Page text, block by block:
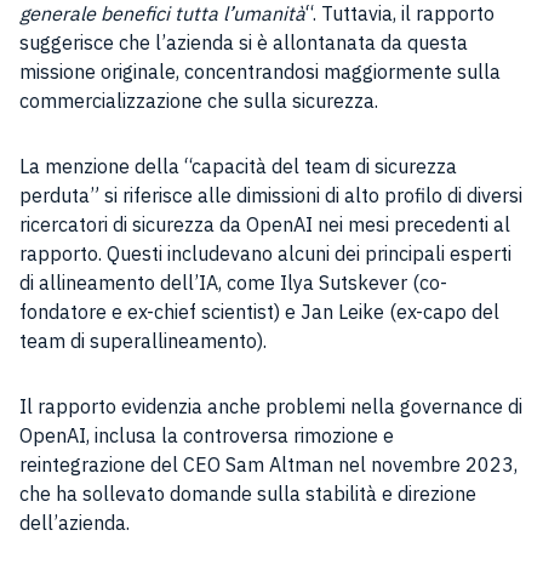
generale benefici tutta l’umanità“. Tuttavia, il rapporto
suggerisce che l’azienda si è allontanata da questa
missione originale, concentrandosi maggiormente sulla
commercializzazione che sulla sicurezza.
La menzione della “capacità del team di sicurezza
perduta” si riferisce alle dimissioni di alto profilo di diversi
ricercatori di sicurezza da OpenAI nei mesi precedenti al
rapporto. Questi includevano alcuni dei principali esperti
di allineamento dell’IA, come Ilya Sutskever (co-
fondatore e ex-chief scientist) e Jan Leike (ex-capo del
team di superallineamento).
Il rapporto evidenzia anche problemi nella governance di
OpenAI, inclusa la controversa rimozione e
reintegrazione del CEO Sam Altman nel novembre 2023,
che ha sollevato domande sulla stabilità e direzione
dell’azienda.